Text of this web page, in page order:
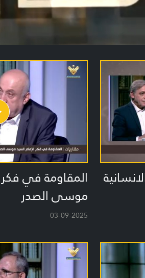
المقاومة في فكر
موسى الصدر
03-09-2025